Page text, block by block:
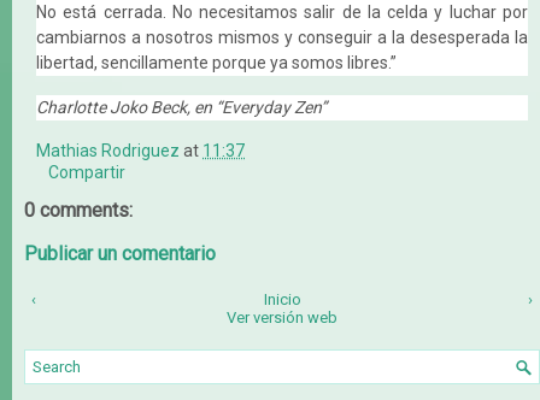
No está cerrada. No necesitamos salir de la celda y luchar por
cambiarnos a nosotros mismos y conseguir a la desesperada la
libertad, sencillamente porque ya somos libres.”
Charlotte Joko Beck, en “Everyday Zen”
Mathias Rodriguez at 11:37
Compartir
0 comments:
Publicar un comentario
‹ ›
Inicio
Ver versión web